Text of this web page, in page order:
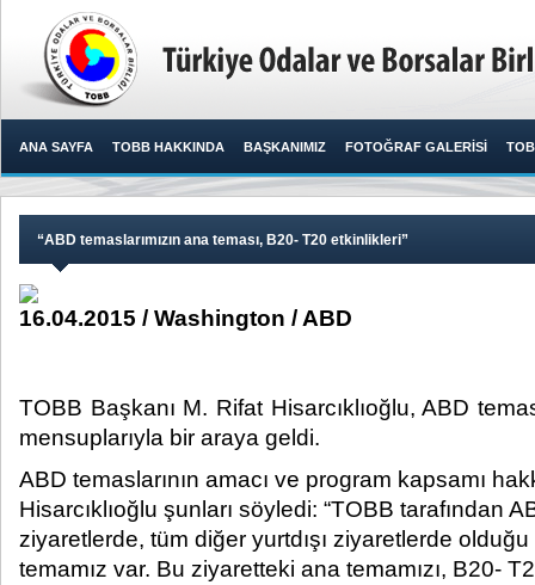
ANA SAYFA TOBB HAKKINDA BAŞKANIMIZ FOTOĞRAF GALERİSİ
“ABD temaslarımızın ana teması, B20- T20 etkinlikleri”
16.04.2015 / Washington / ABD
TOBB Başkanı M. Rifat Hisarcıklıoğlu, ABD
mensuplarıyla bir araya geldi. ​
ABD temaslarının amacı ve program kapsamı
Hisarcıklıoğlu şunları söyledi: “TOBB tarafından
ziyaretlerde, tüm diğer yurtdışı ziyaretlerde
temamız var. Bu ziyaretteki ana temamızı, B20-